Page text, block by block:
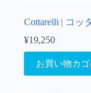
Cottarelli | コッ
¥19,250
お買い物カ